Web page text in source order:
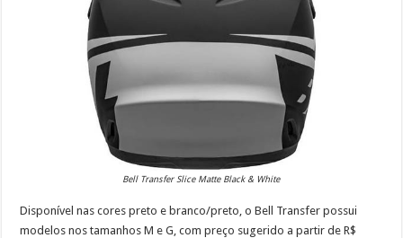
Bell Transfer Slice Matte Black & White
Disponível nas cores preto e branco/preto, o Bell Transfer possui
modelos nos tamanhos M e G, com preço sugerido a partir de R$